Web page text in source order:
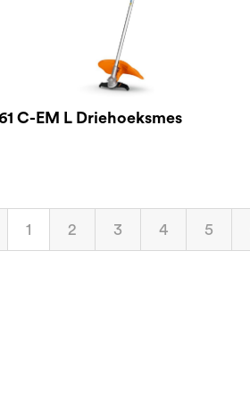
C-EM L Driehoeksmes
1 2 3 4 5